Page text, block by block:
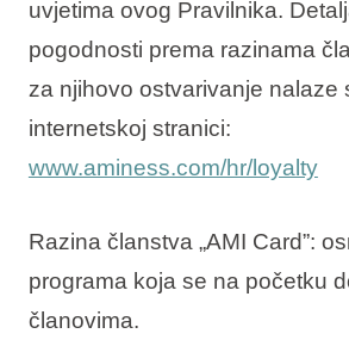
uvjetima ovog Pravilnika.
pogodnosti prema razinama
za njihovo ostvarivanje nalaze
internetskoj stranici:
www.aminess.com/hr/loyalty
Razina članstva „AMI Card”:
programa koja se na početku
članovima.